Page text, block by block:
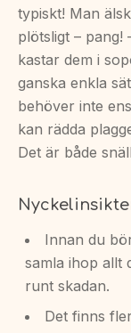
typiskt! Man
plötsligt – pang!
kastar dem i
ganska enkla
behöver inte
kan rädda
Det är både
Innan du
samla ihop allt
runt skadan.
Det finns